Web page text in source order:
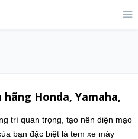
Honda, Yamaha,
trí quan trọng, tạo nên diện mạo
bạn đặc biệt là tem xe máy